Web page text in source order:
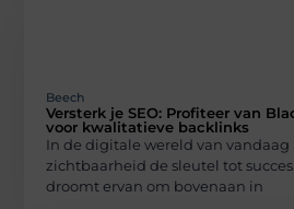
Beech
Versterk je SEO: Profiteer van
voor kwalitatieve backlinks
In de digitale wereld van vandaag
zichtbaarheid de sleutel tot
droomt ervan om bovenaan in